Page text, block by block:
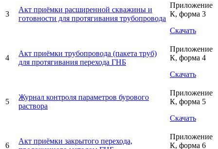
3
Акт приёмки расширенной скважины и
готовности для протягивания трубопровода
Приложение
К, форма 3
Скачать
4
Акт приёмки трубопровода (пакета труб)
для протягивания перехода ГНБ
Приложение
К, форма 4
Скачать
5
Журнал контроля параметров бурового
раствора
Приложение
К, форма 5
Скачать
6
Акт приёмки закрытого перехода,
Приложение
К, форма 6